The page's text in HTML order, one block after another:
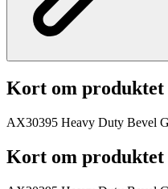
Kort om produktet
AX30395 Heavy Duty Bevel
Kort om produktet